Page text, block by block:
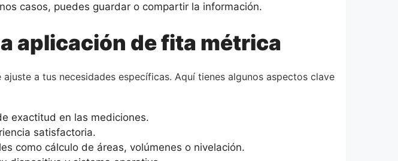
casos, puedes guardar o compartir la información.
aplicación de fita métrica
a tus necesidades específicas. Aquí tienes algunos aspectos clave
exactitud en las mediciones.
satisfactoria.
como cálculo de áreas, volúmenes o nivelación.